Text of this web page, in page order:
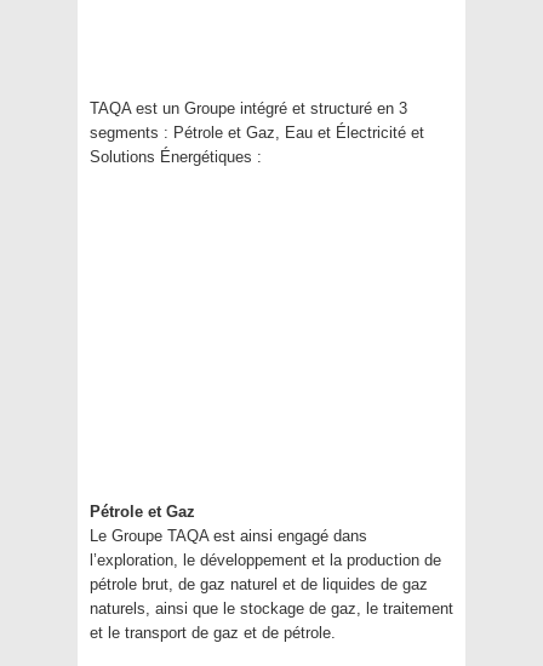
TAQA est un Groupe intégré et structuré en 3
segments : Pétrole et Gaz, Eau et Électricité et
Solutions Énergétiques :
Pétrole et Gaz
Le Groupe TAQA est ainsi engagé dans
l’exploration, le développement et la production de
pétrole brut, de gaz naturel et de liquides de gaz
naturels, ainsi que le stockage de gaz, le traitement
et le transport de gaz et de pétrole.